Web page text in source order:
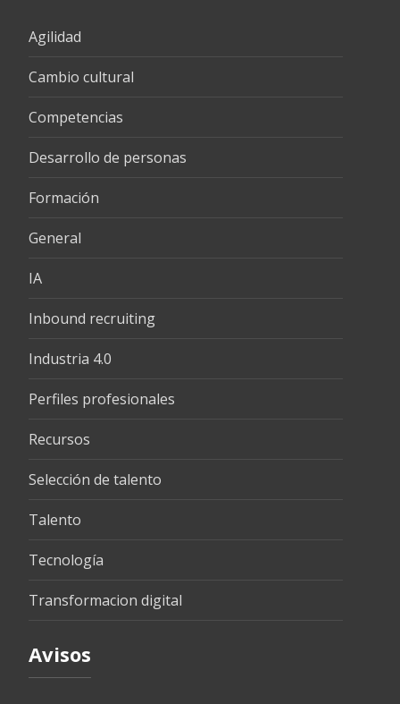
Agilidad
Cambio cultural
Competencias
Desarrollo de personas
Formación
General
IA
Inbound recruiting
Industria 4.0
Perfiles profesionales
Recursos
Selección de talento
Talento
Tecnología
Transformacion digital
Avisos